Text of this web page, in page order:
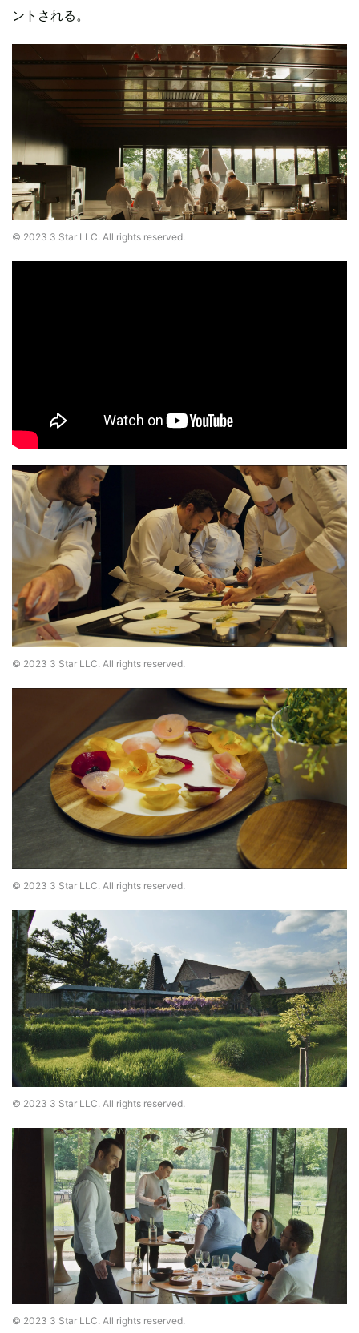
ントされる。
© 2023 3 Star LLC. All rights reserved.
© 2023 3 Star LLC. All rights reserved.
© 2023 3 Star LLC. All rights reserved.
© 2023 3 Star LLC. All rights reserved.
© 2023 3 Star LLC. All rights reserved.